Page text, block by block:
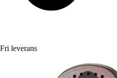
Fri leverans